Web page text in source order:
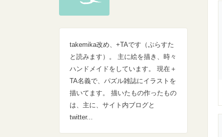
takemika改め、+TAです（ぷらすた
と読みます）。 主に絵を描き、時々
ハンドメイドをしています。 現在＋
TA名義で、パズル雑誌にイラストを
描いてます。 描いたもの作ったもの
は、主に、サイト内ブログと
twitter...